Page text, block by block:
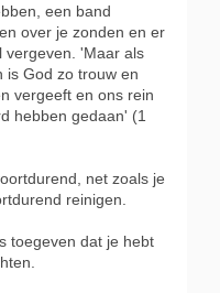
een band
over je zonden en er
vergeven. 'Maar als
is God zo trouw en
vergeeft en ons rein
hebben gedaan' (1
net zoals je
reinigen.
toegeven dat je hebt